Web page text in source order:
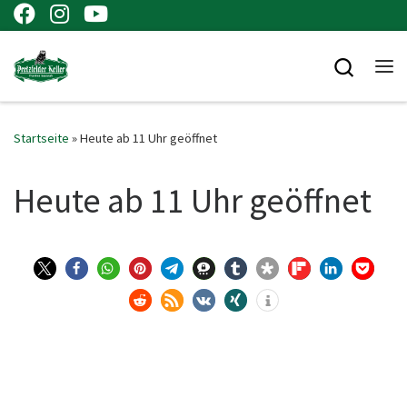
Zum Inhalt springen
Startseite »Heute ab 11 Uhr geöffnet
Heute ab 11 Uhr geöffnet